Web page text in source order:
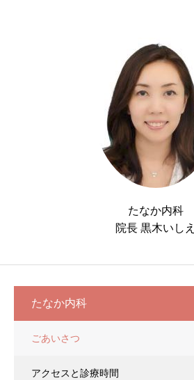
たなか内科
院長 黒木いしえ
たなか内科
ごあいさつ
アクセスと診療時間